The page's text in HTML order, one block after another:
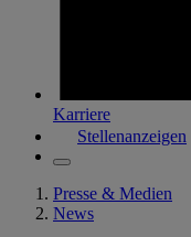
Karriere
Stellenanzeigen
Presse & Medien
News